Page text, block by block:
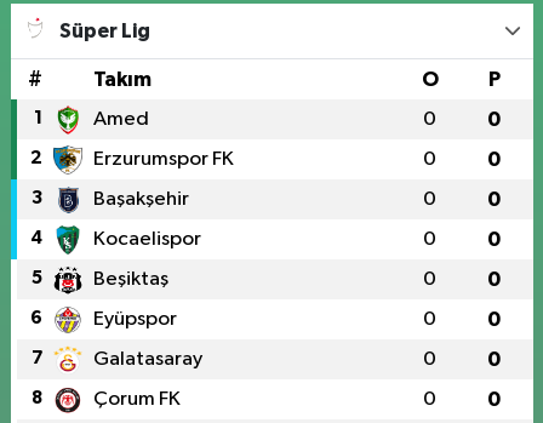
Süper Lig
# Takım O P
1 Amed 0 0
2 Erzurumspor FK 0 0
3 Başakşehir 0 0
4 Kocaelispor 0 0
5 Beşiktaş 0 0
6 Eyüpspor 0 0
7 Galatasaray 0 0
8 Çorum FK 0 0